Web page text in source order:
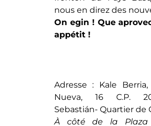
nous en direz des
On egin ! Que
appétit !
Adresse : Kale
Nueva, 16 C.P.
Sebastián- Quartier de
À côté de la Plaza